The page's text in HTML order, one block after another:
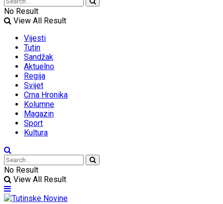
No Result
View All Result
Vijesti
Tutin
Sandžak
Aktuelno
Regija
Svijet
Crna Hronika
Kolumne
Magazin
Sport
Kultura
No Result
View All Result